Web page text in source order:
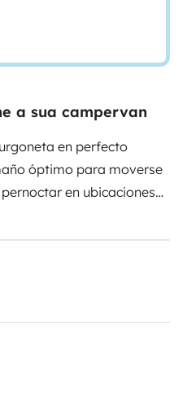
a sua campervan
en perfecto
óptimo para moverse
en ubicaciones
furgonetas de un